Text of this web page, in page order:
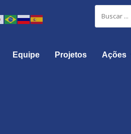
Equipe Projetos Ações